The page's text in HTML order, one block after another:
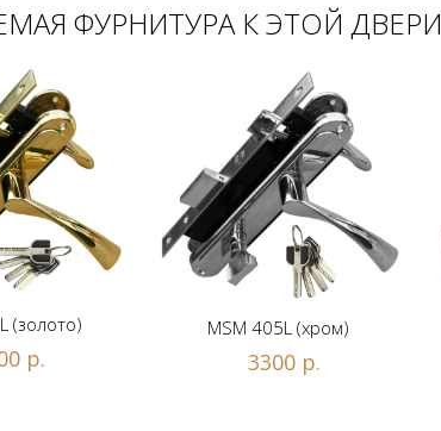
ФУРНИТУРА К ЭТОЙ ДВЕРИ
(золото)
р.
MSM 405L (хром)
3300 р.